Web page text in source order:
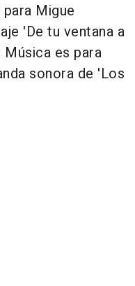
Migue
'De tu ventana a
es para
sonora de 'Los